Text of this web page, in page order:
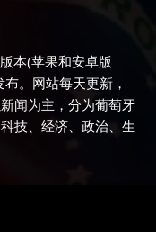
本(苹果和安卓版
。网站每天更新，
闻为主，分为葡萄牙
技、经济、政治、生